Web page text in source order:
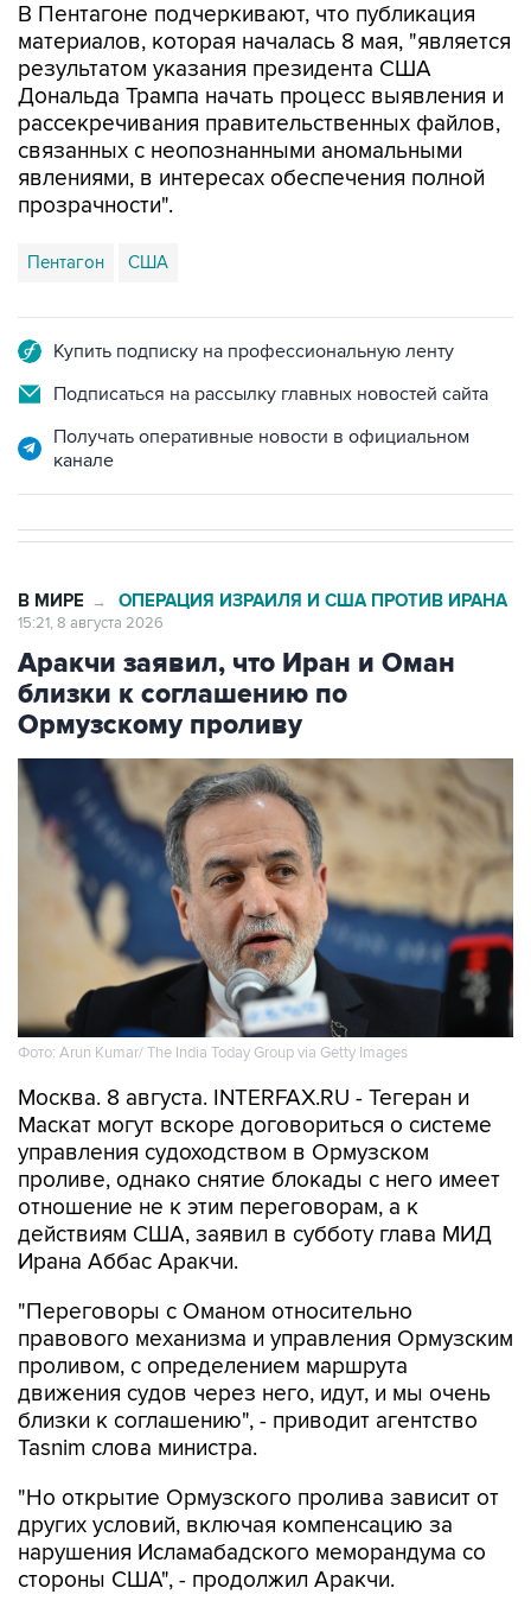
В Пентагоне подчеркивают, что публикация
материалов, которая началась 8 мая, "является
результатом указания президента США
Дональда Трампа начать процесс выявления и
рассекречивания правительственных файлов,
связанных с неопознанными аномальными
явлениями, в интересах обеспечения полной
прозрачности".
Пентагон США
Купить подписку на профессиональную ленту
Подписаться на рассылку главных новостей сайта
Получать оперативные новости в официальном
канале
В МИРЕ → ОПЕРАЦИЯ ИЗРАИЛЯ И США ПРОТИВ ИРАНА
15:21, 8 августа 2026
Аракчи заявил, что Иран и Оман
близки к соглашению по
Ормузскому проливу
Фото: Arun Kumar/ The India Today Group via Getty Images
Москва. 8 августа. INTERFAX.RU - Тегеран и
Маскат могут вскоре договориться о системе
управления судоходством в Ормузском
проливе, однако снятие блокады с него имеет
отношение не к этим переговорам, а к
действиям США, заявил в субботу глава МИД
Ирана Аббас Аракчи.
"Переговоры с Оманом относительно
правового механизма и управления Ормузским
проливом, с определением маршрута
движения судов через него, идут, и мы очень
близки к соглашению", - приводит агентство
Tasnim слова министра.
"Но открытие Ормузского пролива зависит от
других условий, включая компенсацию за
нарушения Исламабадского меморандума со
стороны США", - продолжил Аракчи.